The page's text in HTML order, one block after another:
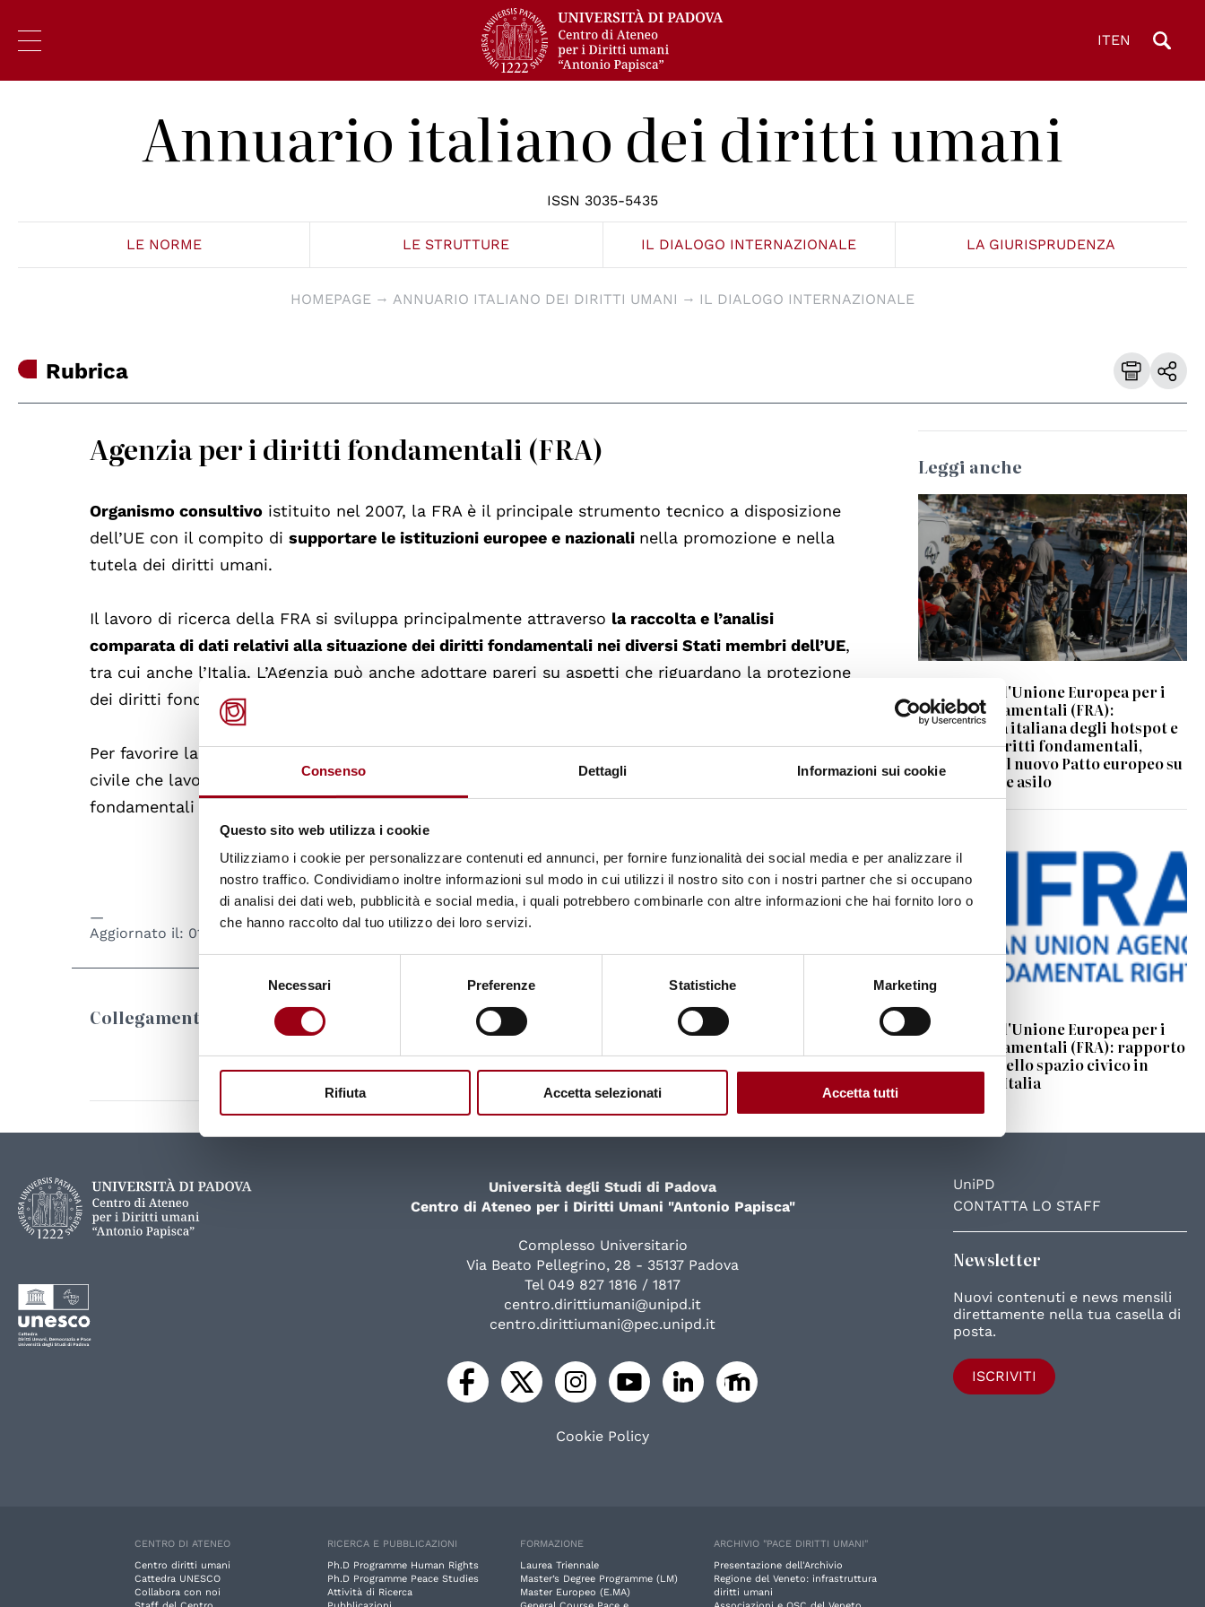
Consenso Dettagli Informazioni sui cookie
Questo sito web utilizza i cookie
Utilizziamo i cookie per personalizzare contenuti ed annunci, per fornire funzionalità dei social media e per analizzare il
nostro traffico. Condividiamo inoltre informazioni sul modo in cui utilizzi il nostro sito con i nostri partner che si occupano
di analisi dei dati web, pubblicità e social media, i quali potrebbero combinarle con altre informazioni che hai fornito loro o
che hanno raccolto dal tuo utilizzo dei loro servizi.
Selezione
Necessari Preferenze Statistiche Marketing
Rifiuta Accetta selezionati Accetta tutti
ITEN
Annuario italiano dei diritti umani
ISSN 3035-5435
LE NORME LE STRUTTURE IL DIALOGO INTERNAZIONALE LA GIURISPRUDENZA
HOMEPAGE ANNUARIO ITALIANO DEI DIRITTI UMANI IL DIALOGO INTERNAZIONALE
Rubrica
Agenzia per i diritti fondamentali (FRA)
Organismo consultivo istituito nel 2007, la FRA è il principale strumento tecnico a disposizione
dell’UE con il compito disupportare le istituzioni europee e nazionali nella promozione e nella
tutela dei diritti umani.
Il lavoro di ricerca della FRA si sviluppa principalmente attraverso la raccolta e l’analisi
comparata di dati relativi alla situazione dei diritti fondamentali nei diversi Stati membri dell’UE,
tra cui anche l’Italia. L’Agenzia può anche adottare pareri su aspetti che riguardano la protezione
dei diritti fondamentali nell’UE.
Per favorire la cooperazione e lo scambio di informazioni con le organizzazioni della società
civile che lavorano sui diritti umani nell’UE, la FRA si serve della Piattaforma dei diritti
fondamentali (FRP).
Aggiornato il: 01.01.2024
Collegamenti
Agenzia per i diritti fondamentali dell'Unione Europea
Leggi anche
© wikipedia
Agenzia dell'Unione Europea per i
diritti fondamentali (FRA):
l’esperienza italiana degli hotspot e
le sfide ai diritti fondamentali,
lezioni per il nuovo Patto europeo su
migrazione e asilo
Agenzia dell'Unione Europea per i
diritti fondamentali (FRA): rapporto
sullo stato dello spazio civico in
Europa e in Italia
UniPD
CONTATTA LO STAFF
Newsletter
Nuovi contenuti e news mensili
direttamente nella tua casella di
posta.
ISCRIVITI
Università degli Studi di Padova
Centro di Ateneo per i Diritti Umani "Antonio Papisca"
Complesso Universitario
Via Beato Pellegrino, 28 - 35137 Padova
Tel 049 827 1816 / 1817
centro.dirittiumani@unipd.it
centro.dirittiumani@pec.unipd.it
Cookie Policy
CENTRO DI ATENEO
Centro diritti umani
Cattedra UNESCO
Collabora con noi
RICERCA E PUBBLICAZIONI
Ph.D Programme Human Rights
Ph.D Programme Peace Studies
Attività di Ricerca
FORMAZIONE
Laurea Triennale
Master’s Degree Programme (LM)
Master Europeo (E.MA)
ARCHIVIO "PACE DIRITTI UMANI"
Presentazione dell'Archivio
Regione del Veneto: infrastruttura
diritti umani